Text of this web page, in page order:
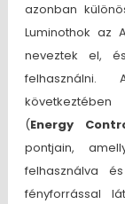
azonban
Luminothok az
neveztek el,
felhasználni.
(Energy
pontjain,
felhasználva
fényforrással